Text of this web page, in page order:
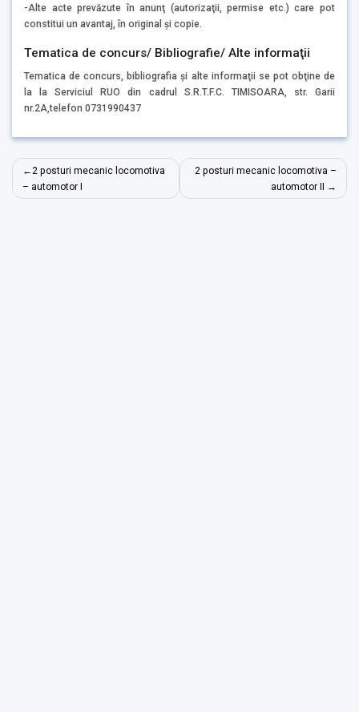
-Alte acte prevăzute în anunţ (autorizaţii, permise etc.) care pot
constitui un avantaj, în original şi copie.
Tematica de concurs/ Bibliografie/ Alte informaţii
Tematica de concurs, bibliografia şi alte informaţii se pot obţine de
la la Serviciul RUO din cadrul S.R.T.F.C. TIMISOARA, str. Garii
nr.2A,telefon 0731990437
Navigare
în
2 posturi mecanic locomotiva
– automotor I
2 posturi mecanic locomotiva –
automotor II